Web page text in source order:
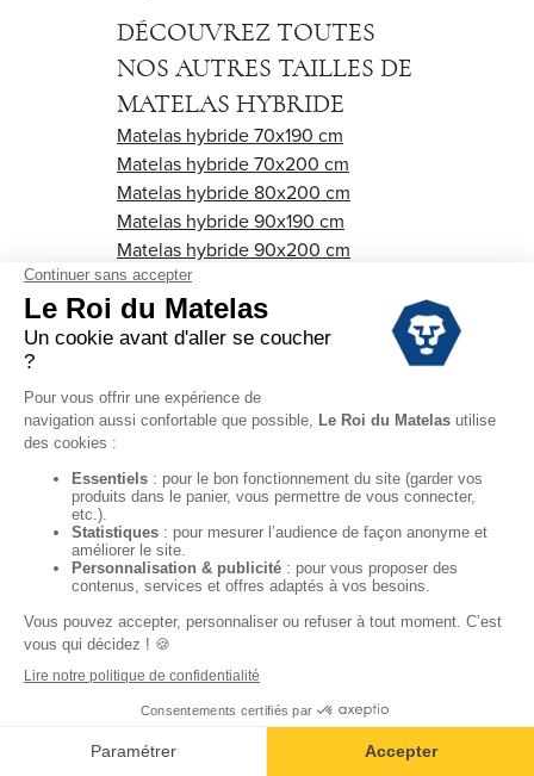
DÉCOUVREZ TOUTES
NOS AUTRES TAILLES DE
MATELAS HYBRIDE
Matelas hybride 70x190 cm
Matelas hybride 70x200 cm
Matelas hybride 80x200 cm
Matelas hybride 90x190 cm
Matelas hybride 90x200 cm
Matelas hybride 120x190 cm
Matelas hybride 120x200 cm
Matelas hybride 140x190 cm
Matelas hybride 160x200 cm
Matelas hybride 200x200 cm
LE ROI DU MATELAS
Notre histoire
Notre savoir-faire
Nos marques
Pour les professionnels
CONSEILS
Rendez-vous en magasin
CONTACT